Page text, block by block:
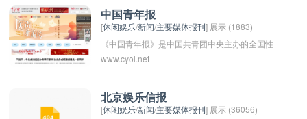
中国青年报
[休闲娱乐/新闻/主要媒体报刊] 展示 (1883)
《中国青年报》是中国共青团中央主办的全国性
综合类青年人文社会类报纸，成立于1951年，是
青年群体的生活、学习和思想动态为主要内容，
并报道社会热点、时事评论、文化艺术等内容，
www.cyol.net
北京娱乐信报
[休闲娱乐/新闻/主要媒体报刊] 展示 (36056)